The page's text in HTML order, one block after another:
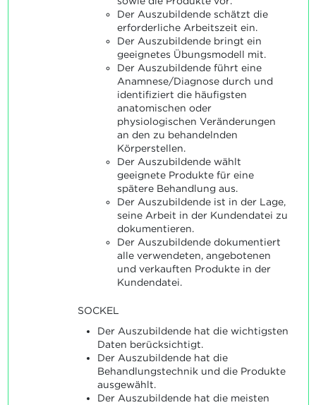
Der Auszubildende schätzt die
erforderliche Arbeitszeit ein.
Der Auszubildende bringt ein
geeignetes Übungsmodell mit.
Der Auszubildende führt eine
Anamnese/Diagnose durch und
identifiziert die häufigsten
anatomischen oder
physiologischen Veränderungen
an den zu behandelnden
Körperstellen.
Der Auszubildende wählt
geeignete Produkte für eine
spätere Behandlung aus.
Der Auszubildende ist in der Lage,
seine Arbeit in der Kundendatei zu
dokumentieren.
Der Auszubildende dokumentiert
alle verwendeten, angebotenen
und verkauften Produkte in der
Kundendatei.
SOCKEL
Der Auszubildende hat die wichtigsten
Daten berücksichtigt.
Der Auszubildende hat die
Behandlungstechnik und die Produkte
ausgewählt.
Der Auszubildende hat die meisten